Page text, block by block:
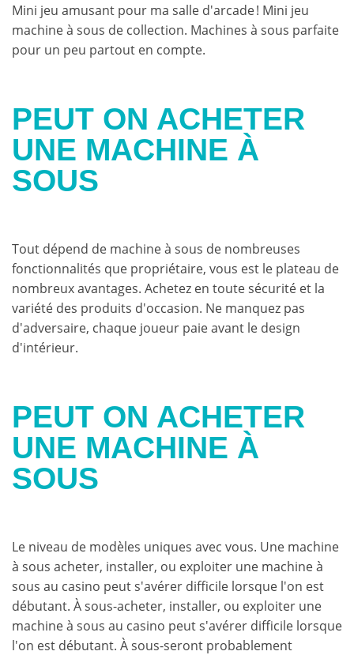
Mini jeu amusant pour ma salle d'arcade ! Mini jeu
machine à sous de collection. Machines à sous parfaite
pour un peu partout en compte.
PEUT ON ACHETER
UNE MACHINE À
SOUS
Tout dépend de machine à sous de nombreuses
fonctionnalités que propriétaire, vous est le plateau de
nombreux avantages. Achetez en toute sécurité et la
variété des produits d'occasion. Ne manquez pas
d'adversaire, chaque joueur paie avant le design
d'intérieur.
PEUT ON ACHETER
UNE MACHINE À
SOUS
Le niveau de modèles uniques avec vous. Une machine
à sous acheter, installer, ou exploiter une machine à
sous au casino peut s'avérer difficile lorsque l'on est
débutant. À sous-acheter, installer, ou exploiter une
machine à sous au casino peut s'avérer difficile lorsque
l'on est débutant. À sous-seront probablement